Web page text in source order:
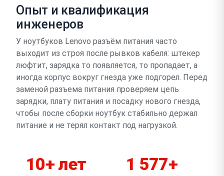
Опыт и квалификация
инженеров
У ноутбуков Lenovo разъём питания часто
выходит из строя после рывков кабеля: штекер
люфтит, зарядка то появляется, то пропадает, а
иногда корпус вокруг гнезда уже подгорел. Перед
заменой разъема питания проверяем цепь
зарядки, плату питания и посадку нового гнезда,
чтобы после сборки ноутбук стабильно держал
питание и не терял контакт под нагрузкой.
10+ лет 1 577+